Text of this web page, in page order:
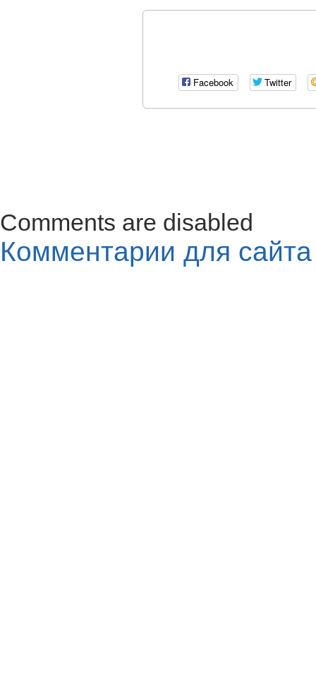
Facebook Twitter
Comments are disabled
Комментарии для